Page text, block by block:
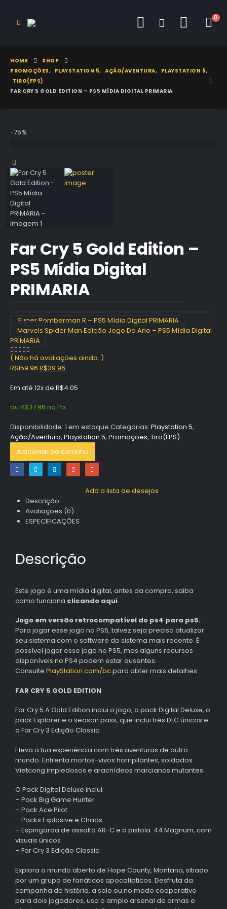
0
HOME
SHOP
PROMOÇÕES, PLAYSTATION 5, AÇÃO/AVENTURA, PLAYSTATION 5,
TIRO(FPS)
FAR CRY 5 GOLD EDITION – PS5 MÍDIA DIGITAL PRIMARIA
-75%
Far Cry 5 Gold Edition –
PS5 Mídia Digital
PRIMARIA
Super Bomberman R – PS5 Mídia Digital PRIMARIA
Marvels Spider Man Edição Jogo Do Ano – PS5 Mídia Digital
PRIMARIA
0 out of 5
( Não há avaliações ainda. )
R$159.96O
original
R$159.96.
R$39.96
atual
R$39.96.
Em até 12x de R$4.05
ou R$37.96 no Pix
Disponibilidade: 1 em estoque Categorias: Playstation 5,
Ação/Aventura, Playstation 5, Promoções, Tiro(FPS)
Adicionar ao carrinho
Add a lista de desejos
Descrição
Avaliações (0)
ESPECIFICAÇÕES
Descrição
Este jogo é uma mídia digital, antes da compra, saiba
como funciona clicando aqui.
Jogo em versão retrocompatível do ps4 para ps5.
Para jogar esse jogo no PS5, talvez seja preciso atualizar
seu sistema com o software do sistema mais recente. É
possível jogar esse jogo no PS5, mas alguns recursos
disponíveis no PS4 podem estar ausentes.
Consulte PlayStation.com/bcpara obter mais detalhes.
FAR CRY 5 GOLD EDITION
Far Cry 5 A Gold Edition inclui o jogo, o pack Digital Deluxe, o
pack Explorer e o season pass, que inclui três DLC únicos e
o Far Cry 3 Edição Classic.
Eleva a tua experiência com três aventuras de outro
mundo. Enfrenta mortos-vivos horripilantes, soldados
Vietcong impiedosos e aracnídeos marcianos mutantes.
O Pack Digital Deluxe inclui:
– Pack Big Game Hunter
– Pack Ace Pilot
– Packs Explosive e Chaos
– Espingarda de assalto AR-C e a pistola .44 Magnum, com
visuais únicos
– Far Cry 3 Edição Classic
Explora o mundo aberto de Hope County, Montana, sitiado
por um grupo de fanáticos apocalípticos. Desfruta da
campanha de história, a solo ou no modo cooperativo
para dois jogadores, usa o amplo arsenal de armas e